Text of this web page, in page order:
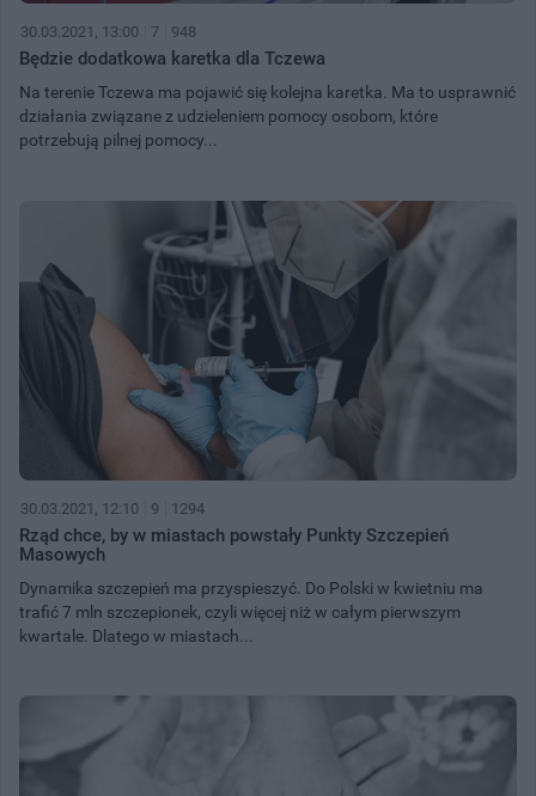
30.03.2021, 13:00 7 948
Będzie dodatkowa karetka dla Tczewa
Na terenie Tczewa ma pojawić się kolejna karetka. Ma to usprawnić
działania związane z udzieleniem pomocy osobom, które
potrzebują pilnej pomocy...
30.03.2021, 12:10 9 1294
Rząd chce, by w miastach powstały Punkty Szczepień
Masowych
Dynamika szczepień ma przyspieszyć. Do Polski w kwietniu ma
trafić 7 mln szczepionek, czyli więcej niż w całym pierwszym
kwartale. Dlatego w miastach...